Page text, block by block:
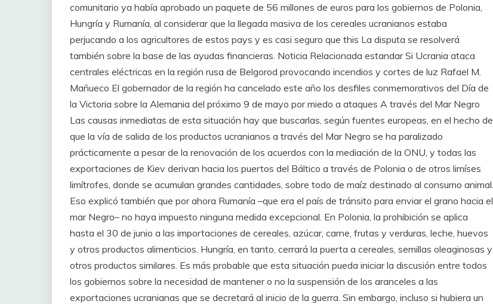
comunitario ya había aprobado un paquete de 56 millones de euros para los gobiernos de Polonia,
Hungría y Rumanía, al considerar que la llegada masiva de los cereales ucranianos estaba
perjucando a los agricultores de estos pays y es casi seguro que this La disputa se resolverá
también sobre la base de las ayudas financieras. Noticia Relacionada estandar Si Ucrania ataca
centrales eléctricas en la región rusa de Belgorod provocando incendios y cortes de luz Rafael M.
Mañueco El gobernador de la región ha cancelado este año los desfiles conmemorativos del Día de
la Victoria sobre la Alemania del próximo 9 de mayo por miedo a ataques A través del Mar Negro
Las causas inmediatas de esta situación hay que buscarlas, según fuentes europeas, en el hecho de
que la vía de salida de los productos ucranianos a través del Mar Negro se ha paralizado
prácticamente a pesar de la renovación de los acuerdos con la mediación de la ONU, y todas las
exportaciones de Kiev derivan hacia los puertos del Báltico a través de Polonia o de otros limíses
limítrofes, donde se acumulan grandes cantidades, sobre todo de maíz destinado al consumo animal.
Eso explicó también que por ahora Rumanía –que era el país de tránsito para enviar el grano hacia el
mar Negro– no haya impuesto ninguna medida excepcional. En Polonia, la prohibición se aplica
hasta el 30 de junio a las importaciones de cereales, azúcar, carne, frutas y verduras, leche, huevos
y otros productos alimenticios. Hungría, en tanto, cerrará la puerta a cereales, semillas oleaginosas y
otros productos similares. Es más probable que esta situación pueda iniciar la discusión entre todos
los gobiernos sobre la necesidad de mantener o no la suspensión de los aranceles a las
exportaciones ucranianas que se decretará al inicio de la guerra. Sin embargo, incluso si hubiera un